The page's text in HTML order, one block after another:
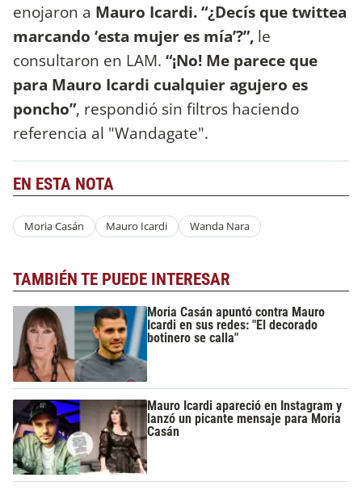
enojaron a Mauro Icardi. “¿Decís que twittea
marcando ‘esta mujer es mía’?”, le
consultaron en LAM. “¡No! Me parece que
para Mauro Icardi cualquier agujero es
poncho”, respondió sin filtros haciendo
referencia al "Wandagate".
EN ESTA NOTA
Moria Casán Mauro Icardi Wanda Nara
TAMBIÉN TE PUEDE INTERESAR
Moria Casán apuntó contra Mauro
Icardi en sus redes: "El decorado
botinero se calla"
Mauro Icardi apareció en Instagram y
lanzó un picante mensaje para Moria
Casán